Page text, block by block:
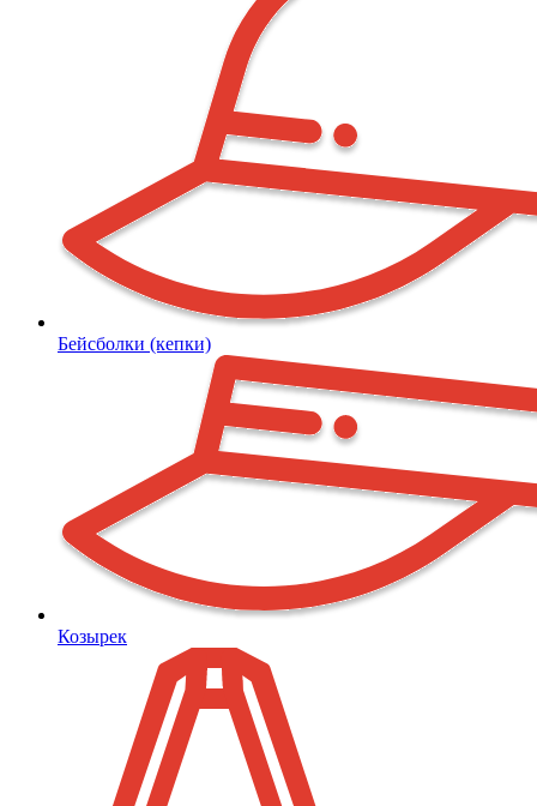
Бейсболки (кепки)
Козырек